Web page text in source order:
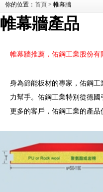
你的位置： 首頁 > 帷幕牆
帷幕牆產品
帷幕牆推薦，佑鋼工業股份
身為節能板材的專家，佑鋼
力幫手。佑鋼工業特別從德
更多的客戶，佑鋼工業的產